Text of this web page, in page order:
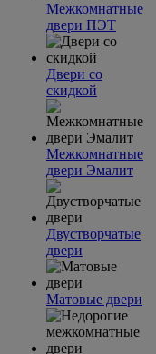
Межкомнатные
двери ПЭТ
Двери со
скидкой
Межкомнатные
двери Эмалит
Двустворчатые
двери
Матовые двери